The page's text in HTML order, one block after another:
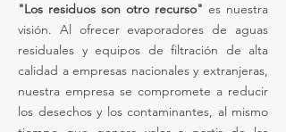
"Los residuos son otro recurso" es nuestra
visión. Al ofrecer evaporadores de aguas
residuales y equipos de filtración de alta
calidad a empresas nacionales y extranjeras,
nuestra empresa se compromete a reducir
los desechos y los contaminantes, al mismo